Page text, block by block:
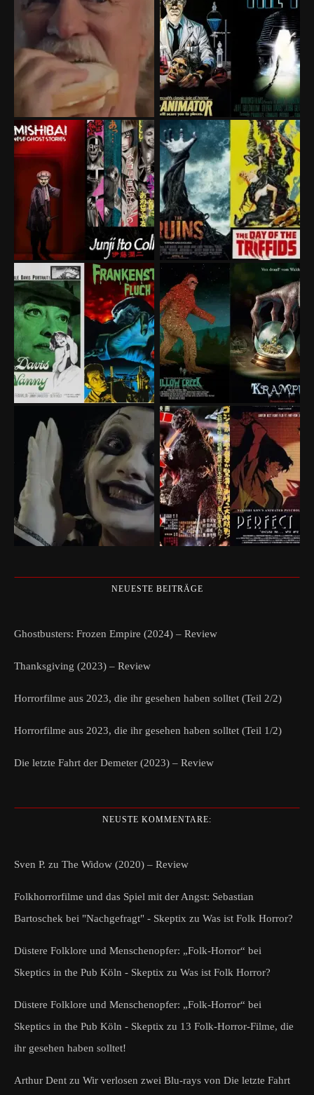
NEUESTE BEITRÄGE
Ghostbusters: Frozen Empire (2024) – Review
Thanksgiving (2023) – Review
Horrorfilme aus 2023, die ihr gesehen haben solltet (Teil 2/2)
Horrorfilme aus 2023, die ihr gesehen haben solltet (Teil 1/2)
Die letzte Fahrt der Demeter (2023) – Review
NEUSTE KOMMENTARE:
Sven P. zu The Widow (2020) – Review
Folkhorrorfilme und das Spiel mit der Angst: Sebastian
Bartoschek bei "Nachgefragt" - Skeptix zu Was ist Folk Horror?
Düstere Folklore und Menschenopfer: „Folk-Horror“ bei
Skeptics in the Pub Köln - Skeptix zu Was ist Folk Horror?
Düstere Folklore und Menschenopfer: „Folk-Horror“ bei
Skeptics in the Pub Köln - Skeptix zu 13 Folk-Horror-Filme, die
ihr gesehen haben solltet!
Arthur Dent zu Wir verlosen zwei Blu-rays von Die letzte Fahrt